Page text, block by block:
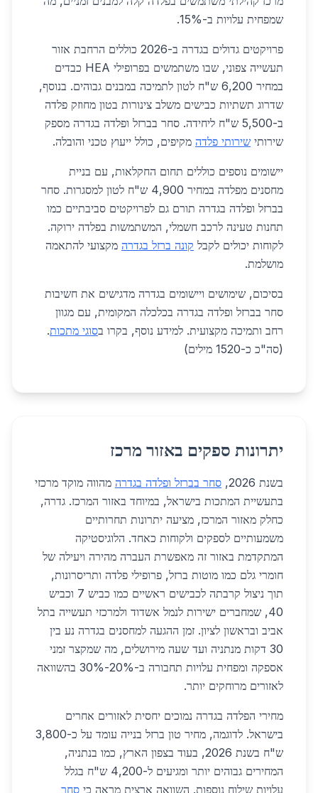
שמפחית עלויות ב-15%.
פרויקטים גדולים בגדרה ב-2026 כוללים הרחבת אזור
תעשייה צפוני, שבו משתמשים בפרופילי HEA כבדים
במחיר 6,200 ש"ח לטון לתמיכה במבנים גבוהים. בנוסף,
שדרוג תשתיות כבישים משלב צינורות בטון מחוזק פלדה
ב-5,500 ש"ח ליחידה. סחר בברזל ופלדה בגדרה מספק
שירותי שירותי פלדה מקיפים, כולל ייעוץ טכני והובלה.
יישומים נוספים כוללים תחום החקלאות, עם בניית
מחסנים מפלדה במחיר 4,900 ש"ח לטון למסגרות. סחר
בברזל ופלדה בגדרה תורם גם לפרויקטים סביבתיים כמו
תחנות טעינה לרכב חשמלי, המשתמשות בפלדה ירוקה.
לקוחות יכולים לקבל קונה ברזל בגדרה מקצועי להתאמה
מושלמת.
בסיכום, שימושים ויישומים בגדרה מדגישים את חשיבות
סחר בברזל ופלדה בגדרה בכלכלה המקומית, עם מגוון
רחב ותמיכה מקצועית. למידע נוסף, בקרו בסוגי מתכות.
(סה"כ כ-1520 מילים)
יתרונות ספקים באזור מרכז
בשנת 2026, סחר בברזל ופלדה בגדרה מהווה מוקד מרכזי
בתעשיית המתכות בישראל, במיוחד באזור המרכז. גדרה,
כחלק מאזור המרכז, מציעה יתרונות תחרותיים
משמעותיים לספקים ולקוחות כאחד. הלוגיסטיקה
המתקדמת באזור זה מאפשרת העברה מהירה ויעילה של
חומרי גלם כמו מוטות ברזל, פרופילי פלדה ותריסרונות,
תוך ניצול קרבתה לכבישים ראשיים כמו כביש 7 וכביש
40, שמחברים ישירות לנמל אשדוד ולמרכזי תעשייה בתל
אביב ובראשון לציון. זמן ההגעה למחסנים בגדרה נע בין
30 דקות מנתניה ועד שעה מירושלים, מה שמקצר זמני
אספקה ומפחית עלויות תחבורה ב-20%-30% בהשוואה
לאזורים מרוחקים יותר.
מחירי הפלדה בגדרה נמוכים יחסית לאזורים אחרים
בישראל. לדוגמה, מחיר טון ברזל בנייה עומד על כ-3,800
ש"ח בשנת 2026, בעוד בצפון הארץ, כמו בנתניה,
המחירים גבוהים יותר ומגיעים ל-4,200 ש"ח בגלל
עלויות שילוח נוספות. השוואה ארצית מראה כי סחר